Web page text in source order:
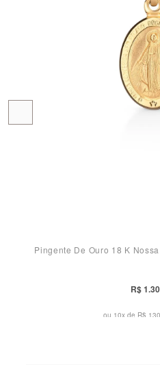
Pingente De Ouro 18 K
R$
ou 10x de R$